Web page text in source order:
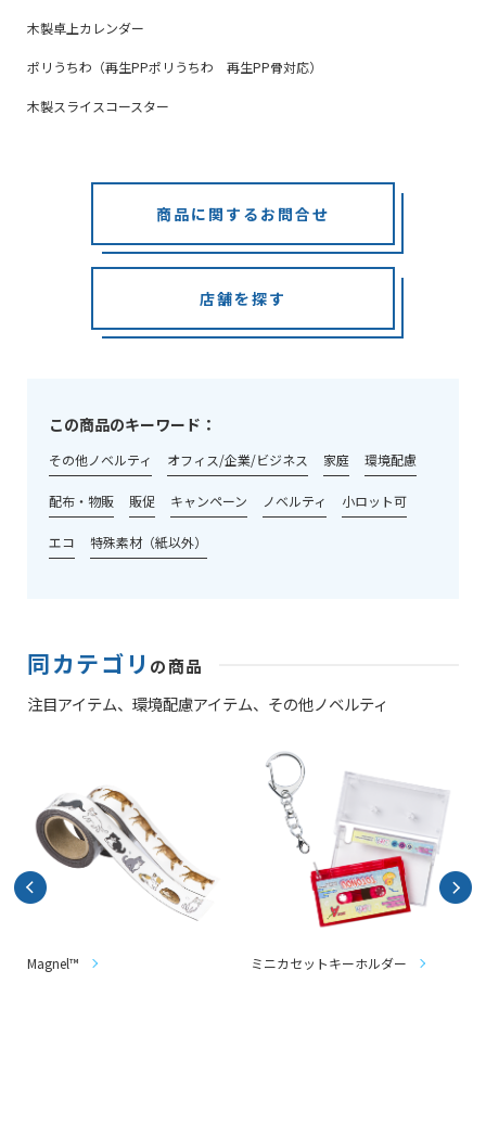
木製卓上カレンダー
ポリうちわ（再生PPポリうちわ 再生PP骨対応）
木製スライスコースター
商品に関するお問合せ
店舗を探す
この商品のキーワード：
その他ノベルティ オフィス/企業/ビジネス 家庭 環境配慮
配布・物販 販促 キャンペーン ノベルティ 小ロット可
エコ 特殊素材（紙以外）
同カテゴリ の商品
注目アイテム、 環境配慮アイテム、 その他ノベルティ
Magnel™ ミニカセットキーホルダー